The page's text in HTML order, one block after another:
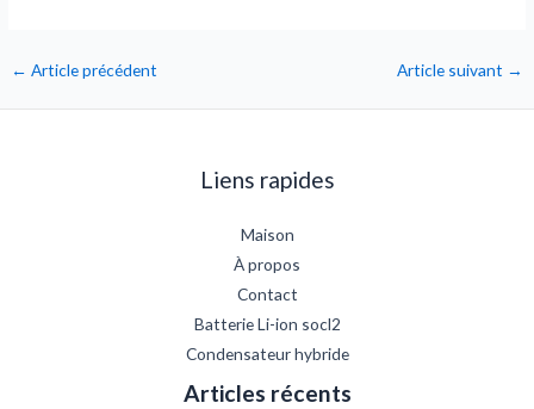
← Article précédent Article suivant →
Liens rapides
Maison
À propos
Contact
Batterie Li-ion socl2
Condensateur hybride
Articles récents